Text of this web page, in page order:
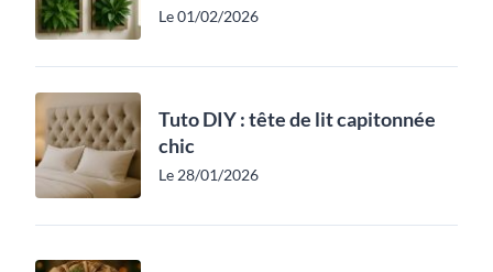
Le 01/02/2026
Tuto DIY : tête de lit capitonnée
chic
Le 28/01/2026